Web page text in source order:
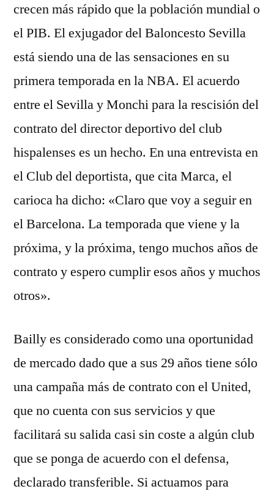
crecen más rápido que la población mundial o
el PIB. El exjugador del Baloncesto Sevilla
está siendo una de las sensaciones en su
primera temporada en la NBA. El acuerdo
entre el Sevilla y Monchi para la rescisión del
contrato del director deportivo del club
hispalenses es un hecho. En una entrevista en
el Club del deportista, que cita Marca, el
carioca ha dicho: «Claro que voy a seguir en
el Barcelona. La temporada que viene y la
próxima, y la próxima, tengo muchos años de
contrato y espero cumplir esos años y muchos
otros».
Bailly es considerado como una oportunidad
de mercado dado que a sus 29 años tiene sólo
una campaña más de contrato con el United,
que no cuenta con sus servicios y que
facilitará su salida casi sin coste a algún club
que se ponga de acuerdo con el defensa,
declarado transferible. Si actuamos para